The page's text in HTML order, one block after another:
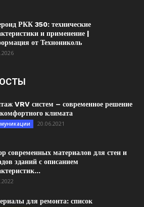
РКК 350: технические
и применение |
от Технониколь
VRV систем – современное решение
климата
20.06.2021
современных материалов для стен и
зданий с описанием
для ремонта: список